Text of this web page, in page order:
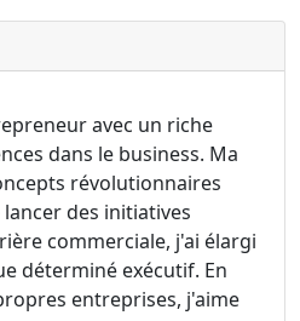
avec un riche
dans le business. Ma
révolutionnaires
des initiatives
commerciale, j'ai élargi
déterminé exécutif. En
entreprises, j'aime